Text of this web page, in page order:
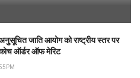
जाति आयोग को राष्ट्रीय स्तर पर
ऑर्डर ऑफ मेरिट